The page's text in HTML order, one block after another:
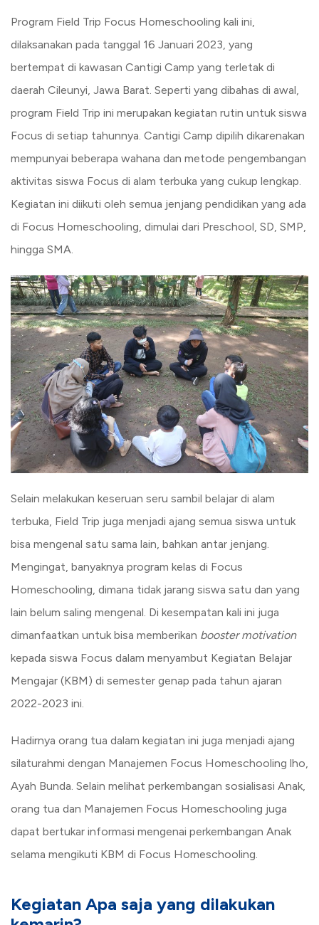
Program Field Trip Focus Homeschooling kali ini,
dilaksanakan pada tanggal 16 Januari 2023, yang
bertempat di kawasan Cantigi Camp yang terletak di
daerah Cileunyi, Jawa Barat. Seperti yang dibahas di awal,
program Field Trip ini merupakan kegiatan rutin untuk siswa
Focus di setiap tahunnya. Cantigi Camp dipilih dikarenakan
mempunyai beberapa wahana dan metode pengembangan
aktivitas siswa Focus di alam terbuka yang cukup lengkap.
Kegiatan ini diikuti oleh semua jenjang pendidikan yang ada
di Focus Homeschooling, dimulai dari Preschool, SD, SMP,
hingga SMA.
Selain melakukan keseruan seru sambil belajar di alam
terbuka, Field Trip juga menjadi ajang semua siswa untuk
bisa mengenal satu sama lain, bahkan antar jenjang.
Mengingat, banyaknya program kelas di Focus
Homeschooling, dimana tidak jarang siswa satu dan yang
lain belum saling mengenal. Di kesempatan kali ini juga
dimanfaatkan untuk bisa memberikan booster motivation
kepada siswa Focus dalam menyambut Kegiatan Belajar
Mengajar (KBM) di semester genap pada tahun ajaran
2022-2023 ini.
Hadirnya orang tua dalam kegiatan ini juga menjadi ajang
silaturahmi dengan Manajemen Focus Homeschooling lho,
Ayah Bunda. Selain melihat perkembangan sosialisasi Anak,
orang tua dan Manajemen Focus Homeschooling juga
dapat bertukar informasi mengenai perkembangan Anak
selama mengikuti KBM di Focus Homeschooling.
Kegiatan Apa saja yang dilakukan